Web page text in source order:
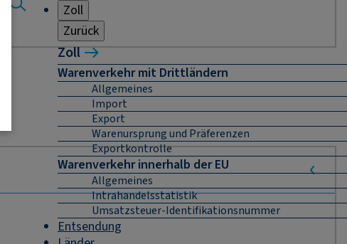
Zoll
Zurück
Zoll
Warenverkehr mit Drittländern
Allgemeines
Import
Export
Warenursprung und Präferenzen
Exportkontrolle
Warenverkehr innerhalb der EU
Allgemeines
Intrahandelsstatistik
Umsatzsteuer-Identifikationsnummer
Entsendung